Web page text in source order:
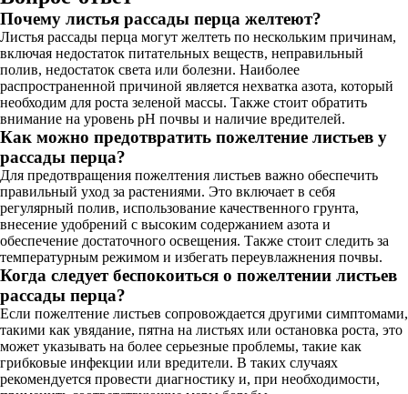
Почему листья рассады перца желтеют?
Листья рассады перца могут желтеть по нескольким причинам,
включая недостаток питательных веществ, неправильный
полив, недостаток света или болезни. Наиболее
распространенной причиной является нехватка азота, который
необходим для роста зеленой массы. Также стоит обратить
внимание на уровень pH почвы и наличие вредителей.
Как можно предотвратить пожелтение листьев у
рассады перца?
Для предотвращения пожелтения листьев важно обеспечить
правильный уход за растениями. Это включает в себя
регулярный полив, использование качественного грунта,
внесение удобрений с высоким содержанием азота и
обеспечение достаточного освещения. Также стоит следить за
температурным режимом и избегать переувлажнения почвы.
Когда следует беспокоиться о пожелтении листьев
рассады перца?
Если пожелтение листьев сопровождается другими симптомами,
такими как увядание, пятна на листьях или остановка роста, это
может указывать на более серьезные проблемы, такие как
грибковые инфекции или вредители. В таких случаях
рекомендуется провести диагностику и, при необходимости,